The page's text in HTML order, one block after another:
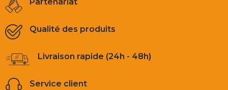
Qualité des produits
Livraison rapide (24h - 48h)
Service client